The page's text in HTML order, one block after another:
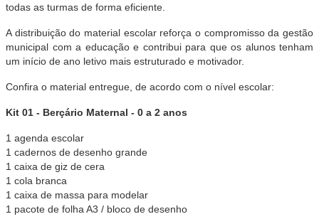
todas as turmas de forma eficiente.
A distribuição do material escolar reforça o compromisso da gestão
municipal com a educação e contribui para que os alunos tenham
um início de ano letivo mais estruturado e motivador.
Confira o material entregue, de acordo com o nível escolar:
Kit 01 - Berçário Maternal - 0 a 2 anos
1 agenda escolar
1 cadernos de desenho grande
1 caixa de giz de cera
1 cola branca
1 caixa de massa para modelar
1 pacote de folha A3 / bloco de desenho